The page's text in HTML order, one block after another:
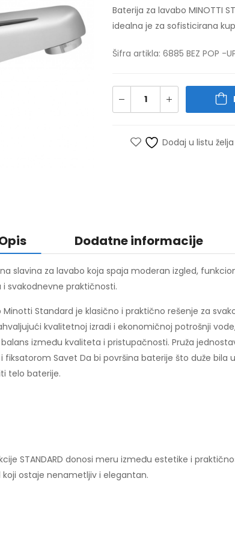
Baterija za lavabo MINOTTI
idealna je za sofisticirana
Šifra artikla: 6885 BEZ POP -
Dodaj u listu želja
Dodatne informacije
slavina za lavabo koja spaja moderan izgled,
svakodnevne praktičnosti.
Minotti Standard je klasično i praktično rešenje za
kvalitetnoj izradi i ekonomičnoj potrošnji
između kvaliteta i pristupačnosti. Pruža
Savet Da bi površina baterije što duže
telo baterije.
STANDARD donosi meru između estetike i
ostaje nenametljiv i elegantan.